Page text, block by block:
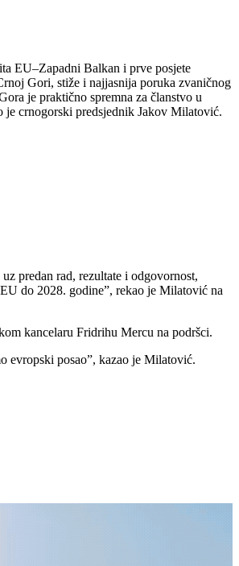
EU–Zapadni Balkan i prve posjete
Gori, stiže i najjasnija poruka zvaničnog
je praktično spremna za članstvo u
crnogorski predsjednik Jakov Milatović.
predan rad, rezultate i odgovornost,
do 2028. godine”, rekao je Milatović na
kancelaru Fridrihu Mercu na podršci.
evropski posao”, kazao je Milatović.